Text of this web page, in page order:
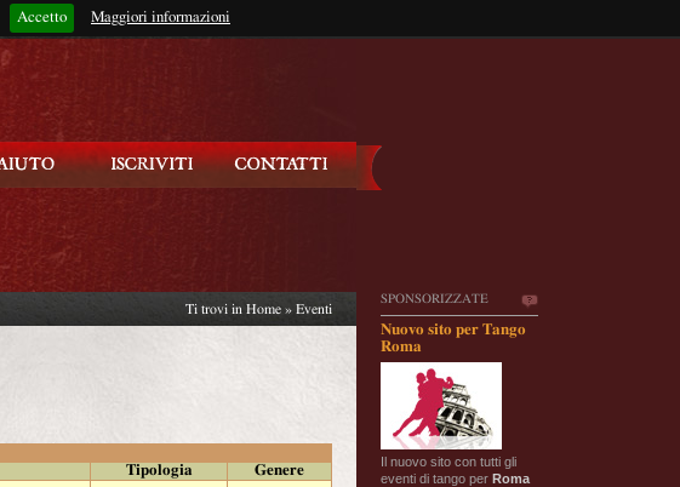
Accetto Maggiori informazioni
Rimani connesso?
SPONSORIZZATE
Nuovo sito per Tango
Roma
Il nuovo sito con tutti gli
eventi di tango per Roma
Ti trovi in Home » Eventi
Tipologia
Genere